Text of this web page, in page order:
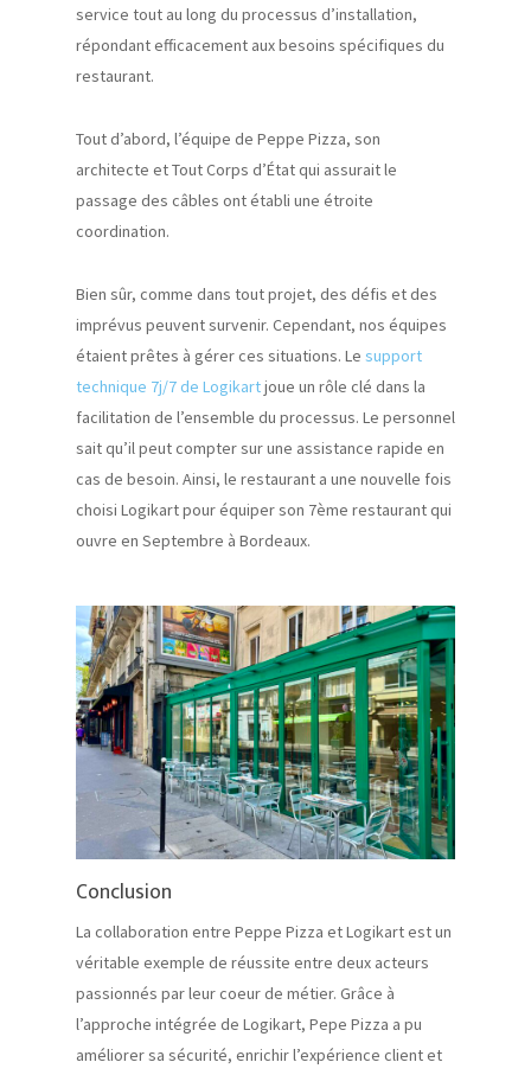
service tout au long du processus d’installation,
répondant efficacement aux besoins spécifiques du
restaurant.
Tout d’abord, l’équipe de Peppe Pizza, son
architecte et Tout Corps d’État qui assurait le
passage des câbles ont établi une étroite
coordination.
Bien sûr, comme dans tout projet, des défis et des
imprévus peuvent survenir. Cependant, nos équipes
étaient prêtes à gérer ces situations. Le support
technique 7j/7 de Logikartjoue un rôle clé dans la
facilitation de l’ensemble du processus. Le personnel
sait qu’il peut compter sur une assistance rapide en
cas de besoin. Ainsi, le restaurant a une nouvelle fois
choisi Logikart pour équiper son 7ème restaurant qui
ouvre en Septembre à Bordeaux.
Conclusion
La collaboration entre Peppe Pizza et Logikart est un
véritable exemple de réussite entre deux acteurs
passionnés par leur coeur de métier. Grâce à
l’approche intégrée de Logikart, Pepe Pizza a pu
améliorer sa sécurité, enrichir l’expérience client et